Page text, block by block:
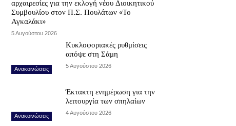
αρχαιρεσίες για την εκλογή νέου Διοικητικού
Συμβουλίου στον Π.Σ. Πουλάτων «Το
Αγκαλάκι»
5 Αυγούστου 2026
Ανακοινώσεις
Κυκλοφοριακές ρυθμίσεις
απόψε στη Σάμη
5 Αυγούστου 2026
Ανακοινώσεις
Έκτακτη ενημέρωση για την
λειτουργία των σπηλαίων
4 Αυγούστου 2026